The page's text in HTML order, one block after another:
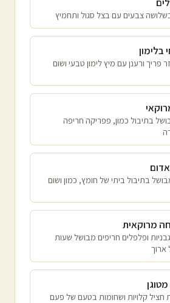
צבעים עם בצל סגול ותחמיץ
בלימון
פריך ורענן עם מיץ לימון טבעי ושום
בתיבול כמון, פפריקה חריפה
בתיבול ביתי של חומץ, כמון ושום
מרוקאית
ופלפלים חריפים מבושל שעות
ארוך
חציל קלויות ושחומות בטעם של פעם